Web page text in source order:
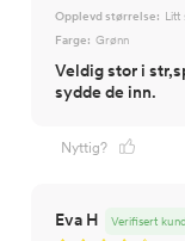
Opplevd størrelse: Litt
Farge: Grønn
Veldig stor i
sydde de inn.
Nyttig?
Eva H Verifisert